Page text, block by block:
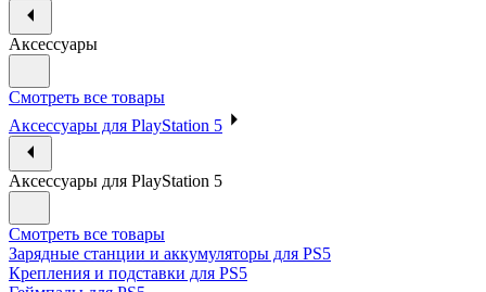
Аксессуары
Смотреть все товары
Аксессуары для PlayStation 5
Аксессуары для PlayStation 5
Смотреть все товары
Зарядные станции и аккумуляторы для PS5
Крепления и подставки для PS5